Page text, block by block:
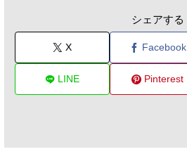
シェアする
X Facebook
LINE Pinterest